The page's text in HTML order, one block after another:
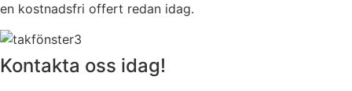
en kostnadsfri offert redan idag.
Kontakta oss idag!